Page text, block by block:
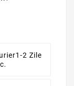
1-2 Zile